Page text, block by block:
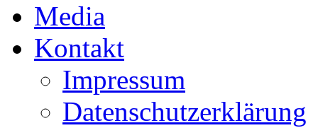
Media
Kontakt
Impressum
Datenschutzerklärung